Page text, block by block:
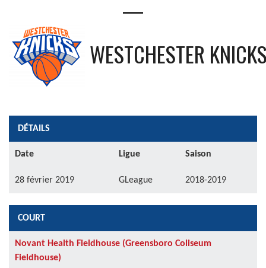
—
WESTCHESTER
DÉTAILS
Date Ligue Saison
28 février 2019 GLeague 2018-2019
COURT
Novant Health Fieldhouse (Greensboro Coliseum
Fieldhouse)